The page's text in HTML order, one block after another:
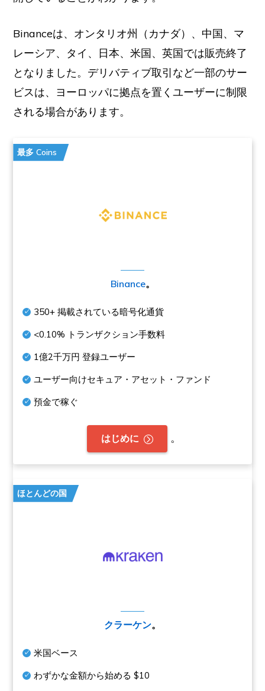
Binanceは、オンタリオ州（カナダ）、中国、マ
レーシア、タイ、日本、米国、英国では販売終了
となりました。デリバティブ取引など一部のサー
ビスは、ヨーロッパに拠点を置くユーザーに制限
される場合があります。
最多 Coins
Binance。
350+ 掲載されている暗号化通貨
<0.10% トランザクション手数料
1億2千万円 登録ユーザー
ユーザー向けセキュア・アセット・ファンド
預金で稼ぐ
はじめに 。
ほとんどの国
クラーケン。
米国ベース
わずかな金額から始める$10